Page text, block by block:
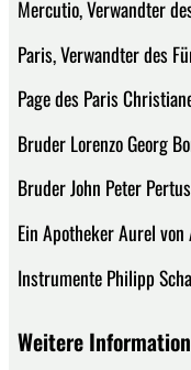
Mercutio, Verwandter
Paris, Verwandter des
Page des Paris
Bruder Lorenzo Georg
Bruder John Peter
Ein Apotheker Aurel von
Instrumente Philipp
Weitere